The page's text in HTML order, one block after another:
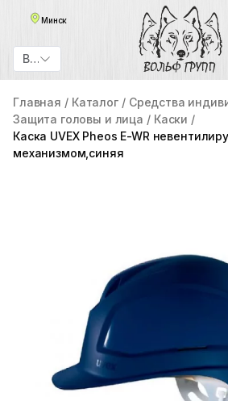
Минск
BYN
Главная Каталог
Средства
Защита головы и лица
Каски
Каска UVEX Pheos E-WR
механизмом,синяя